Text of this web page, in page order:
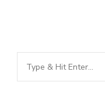
Looking
for